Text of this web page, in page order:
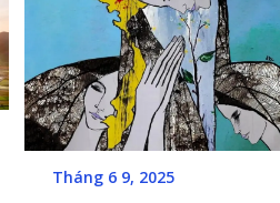
Tháng 6 9, 2025